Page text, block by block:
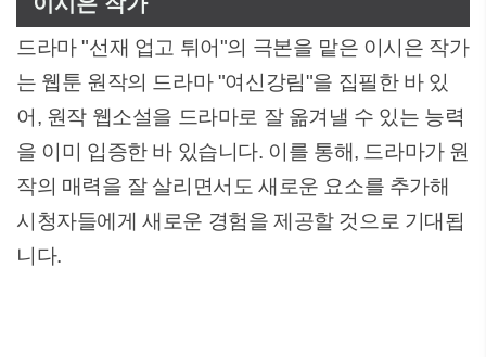
드라마 "선재 업고 튀어"의 극본을 맡은 이시은 작가
는 웹툰 원작의 드라마 "여신강림"을 집필한 바 있
어, 원작 웹소설을 드라마로 잘 옮겨낼 수 있는 능력
을 이미 입증한 바 있습니다. 이를 통해, 드라마가 원
작의 매력을 잘 살리면서도 새로운 요소를 추가해
시청자들에게 새로운 경험을 제공할 것으로 기대됩
니다.